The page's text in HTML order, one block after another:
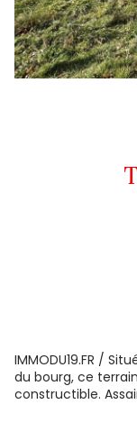
IMMODU19.FR /
du bourg, ce
constructible.